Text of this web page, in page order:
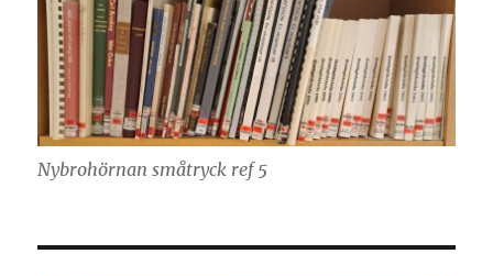
Nybrohörnan småtryck ref 5